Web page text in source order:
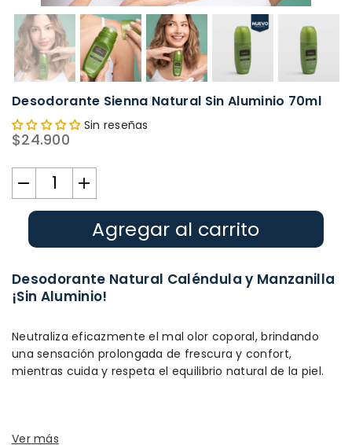
Desodorante Sienna Natural Sin Aluminio 70ml
Sin reseñas
Precio
habitual
$24.900
Agregar al carrito
Desodorante Natural Caléndula y Manzanilla
¡Sin Aluminio!
Neutraliza eficazmente el mal olor coporal, brindando
una sensación prolongada de frescura y confort,
mientras cuida y respeta el equilibrio natural de la piel.
Ver más